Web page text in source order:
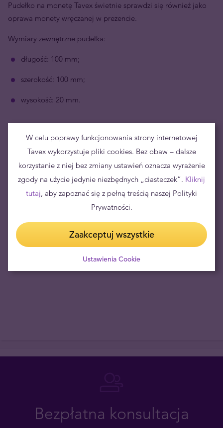
Pudełko na monetę Tavex świetnie sprawdzi się również jako
oprawa monety wręczanej w prezencie.
Wymiary zewnętrzne pudełka:
długość: 100 mm;
szerokość: 100 mm;
wysokość: 20 mm.
Bezpłatna konsultacja
W celu poprawy funkcjonowania strony internetowej
Tavex wykorzystuje pliki cookies. Bez obaw – dalsze
korzystanie z niej bez zmiany ustawień oznacza wyrażenie
zgody na użycie jedynie niezbędnych „ciasteczek”. Kliknij
tutaj, aby zapoznać się z pełną treścią naszej Polityki
Prywatności.
Zaakceptuj wszystkie
Ustawienia Cookie